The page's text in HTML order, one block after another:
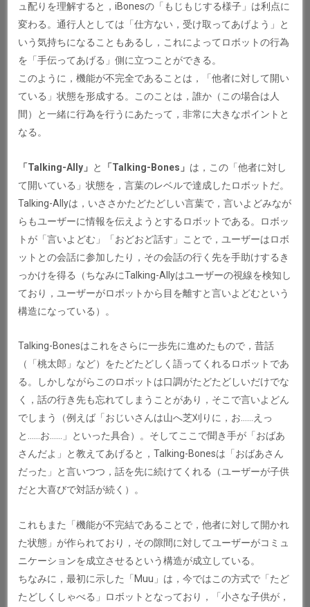
ュ配りを理解すると，iBonesの「もじもじする様子」は利点に
変わる。通行人としては「仕方ない，受け取ってあげよう」と
いう気持ちになることもあるし，これによってロボットの行為
を「手伝ってあげる」側に立つことができる。
このように，機能が不完全であることは，「他者に対して開い
ている」状態を形成する。このことは，誰か（この場合は人
間）と一緒に行為を行うにあたって，非常に大きなポイントと
なる。
「Talking-Ally」 と 「Talking-Bones」 は，この「他者に対し
て開いている」状態を，言葉のレベルで達成したロボットだ。
Talking-Allyは，いささかたどたどしい言葉で，言いよどみなが
らもユーザーに情報を伝えようとするロボットである。ロボッ
トが「言いよどむ」「おどおど話す」ことで，ユーザーはロボ
ットとの会話に参加したり，その会話の行く先を手助けするき
っかけを得る（ちなみにTalking-Allyはユーザーの視線を検知し
ており，ユーザーがロボットから目を離すと言いよどむという
構造になっている）。
Talking-Bonesはこれをさらに一歩先に進めたもので，昔話
（「桃太郎」など）をたどたどしく語ってくれるロボットであ
る。しかしながらこのロボットは口調がたどたどしいだけでな
く，話の行き先も忘れてしまうことがあり，そこで言いよどん
でしまう（例えば「おじいさんは山へ芝刈りに，お……えっ
と……お……」といった具合）。そしてここで聞き手が「おばあ
さんだよ」と教えてあげると，Talking-Bonesは「おばあさん
だった」と言いつつ，話を先に続けてくれる（ユーザーが子供
だと大喜びで対話が続く）。
これもまた「機能が不完結であることで，他者に対して開かれ
た状態」が作られており，その隙間に対してユーザーがコミュ
ニケーションを成立させるという構造が成立している。
ちなみに，最初に示した「Muu」は，今ではこの方式で「たど
たどしくしゃべる」ロボットとなっており，「小さな子供が，